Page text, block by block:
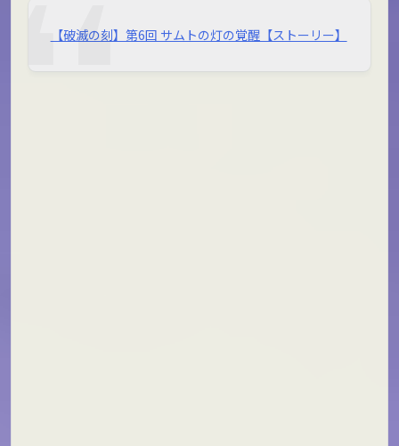
【破滅の刻】第6回 サムトの灯の覚醒【ストーリー】